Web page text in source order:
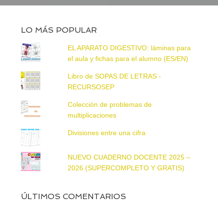
LO MÁS POPULAR
EL APARATO DIGESTIVO: láminas para
el aula y fichas para el alumno (ES/EN)
Libro de SOPAS DE LETRAS -
RECURSOSEP
Colección de problemas de
multiplicaciones
Divisiones entre una cifra
NUEVO CUADERNO DOCENTE 2025 –
2026 (SUPERCOMPLETO Y GRATIS)
ÚLTIMOS COMENTARIOS